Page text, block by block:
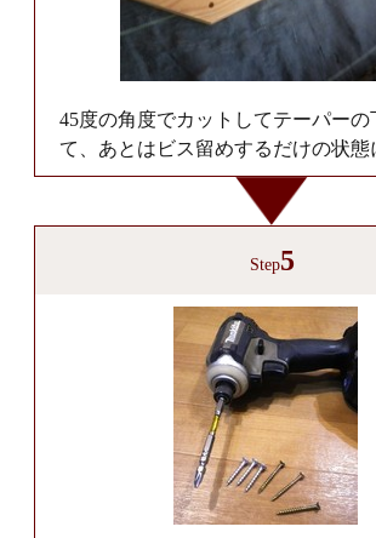
45度の角度でカットしてテーパーの
て、あとはビス留めするだけの状態
Step5